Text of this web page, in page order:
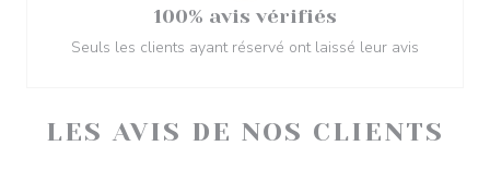
LES AVIS DE NOS CLIENTS
100% avis vérifiés
Seuls les clients ayant réservé ont laissé leur avis